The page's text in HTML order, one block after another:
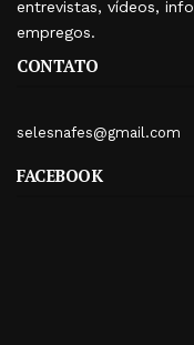
entrevistas, vídeos,
empregos.
CONTATO
selesnafes@gmail.com
FACEBOOK